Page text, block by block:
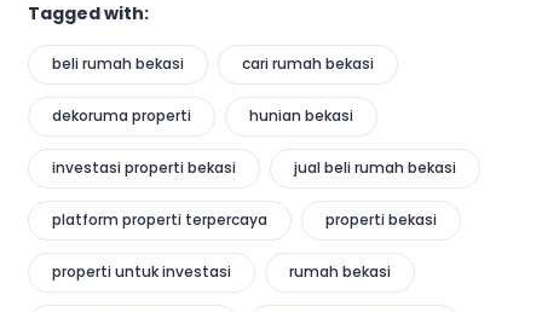
Tagged with:
beli rumah bekasi cari rumah bekasi
dekoruma properti hunian bekasi
investasi properti bekasi jual beli rumah bekasi
platform properti terpercaya properti bekasi
properti untuk investasi rumah bekasi